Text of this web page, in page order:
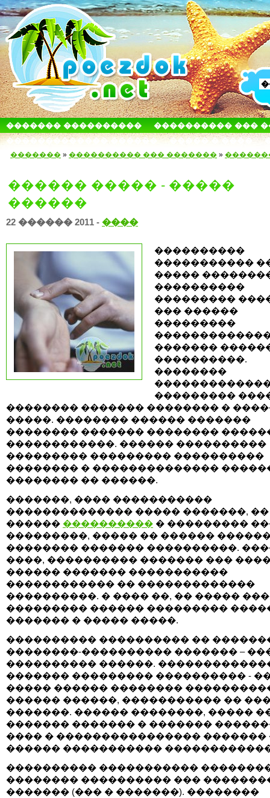
������� ����������
���������� ���
������������� ������
����� � ����
������� » ���������� ��� ������� »
������ ����� - �����
������
22 ������ 2011 - ����
����������
�����������
�����
����������
���������
��� ������
���������
�������
����������.
��������
���������
�������� ������� �������� �
�����. �������� ������ �������
�������� ������� ��������
������������. ������ ����������
��������� ��������� ����������
�������� � ��������������
�������� �� ������.
�������, ���� �����������
�������������� ����� �������,
������ ���������� � ���������
���������, ����� �� ������
�������� ������� ����������.
����, ���������� ������� ���
������ ������� �����������
������������ �� �������������
����������. � ���� ��, �� �����
��������� ������ ���������
������� � ����� �����.
���������� ���������� ��
��������-���������� ������� –
���������� ������.
������� ��������� ���������� -
����� ������ ��������
������ ������, ����������� ��
�������. ������ ��������, �����
������� ������� � �������
���� � ���������������� �������
������ �����������
���������� �����������
�������� ���������� ���
������� (��� � �������). ��������